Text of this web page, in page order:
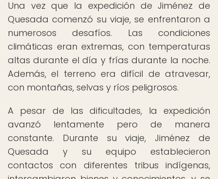
Una vez que la expedición de Jiménez de
Quesada comenzó su viaje, se enfrentaron a
numerosos desafíos. Las condiciones
climáticas eran extremas, con temperaturas
altas durante el día y frías durante la noche.
Además, el terreno era difícil de atravesar,
con montañas, selvas y ríos peligrosos.
A pesar de las dificultades, la expedición
avanzó lentamente pero de manera
constante. Durante su viaje, Jiménez de
Quesada y su equipo establecieron
contactos con diferentes tribus indígenas,